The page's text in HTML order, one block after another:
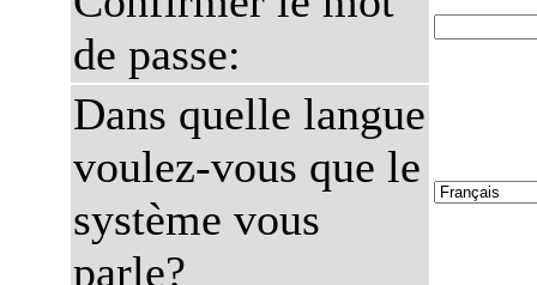
de passe:
Dans quelle langue
voulez-vous que le
système vous
parle?